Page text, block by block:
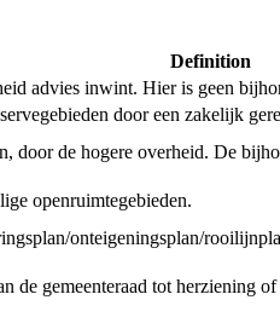
Definition
advies inwint. Hier is geen
door een zakelijk
door de hogere overheid. De
openruimtegebieden.
onteigeningsplan/
de gemeenteraad tot